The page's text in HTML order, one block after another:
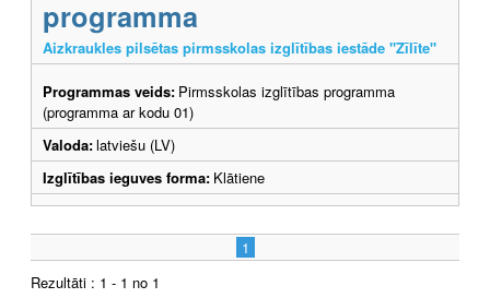
programma
Aizkraukles pilsētas pirmsskolas izglītības iestāde "Zīlīte"
Programmas veids: Pirmsskolas izglītības programma
(programma ar kodu 01)
Valoda:latviešu (LV)
Izglītības ieguves forma: Klātiene
1
Rezultāti : 1 - 1 no 1